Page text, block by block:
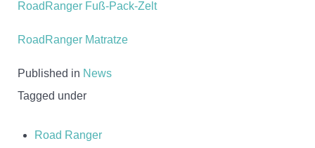
RoadRanger Fuß-Pack-Zelt
RoadRanger Matratze
Published in News
Tagged under
Road Ranger